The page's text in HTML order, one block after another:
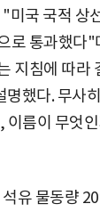
미국 국적 상
로 통과했다
지침에 따라
했다. 무사
이름이 무엇
유 물동량